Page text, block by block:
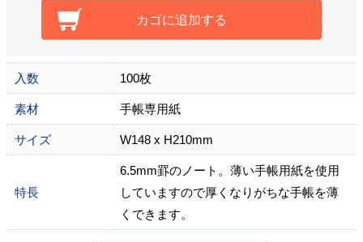
カゴに追加する
入数 100枚
素材 手帳専用紙
サイズ W148 x H210mm
特長
6.5mm罫のノート。薄い手帳用紙を使用
していますので厚くなりがちな手帳を薄
くできます。